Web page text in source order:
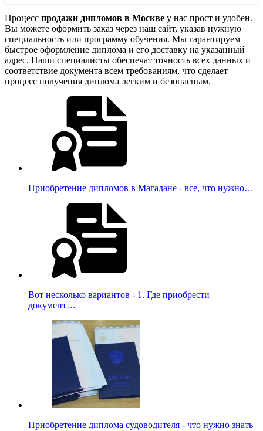
Процесс продажи дипломов в Москве у нас прост и удобен.
Вы можете оформить заказ через наш сайт, указав нужную
специальность или программу обучения. Мы гарантируем
быстрое оформление диплома и его доставку на указанный
адрес. Наши специалисты обеспечат точность всех данных и
соответствие документа всем требованиям, что сделает
процесс получения диплома легким и безопасным.
Приобретение дипломов в Магадане - все, что нужно…
Вот несколько вариантов - 1. Где приобрести
документ…
Приобретение диплома судоводителя - что нужно знать